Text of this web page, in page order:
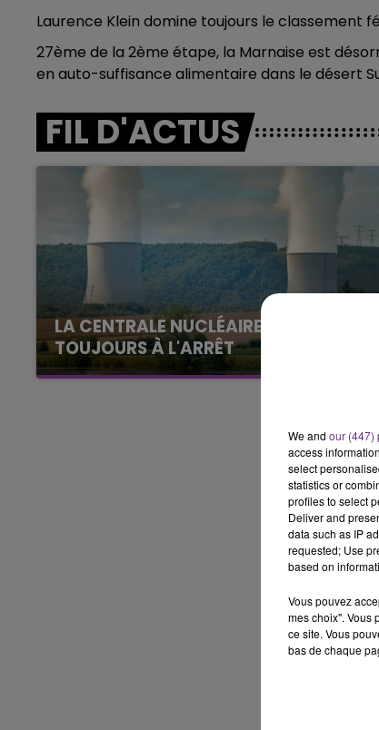
16h00 - 20h00
Laurence Klein domine toujours le classement
27ème de la 2ème étape, la Marnaise est
en auto-suffisance alimentaire dans le désert
FIL D'ACTUS
LA CENTRALE NUCLÉAIRE DE CHOOZ
TOUJOURS À L'ARRÊT
Cela fait déjà une semaine que la centrale
We and our (447)
access
select
statistics or
profiles to select
Deliver and
data such as IP
requested; Use
based on
Vous pouvez
mes choix". Vous
ce site. Vous
bas de chaque